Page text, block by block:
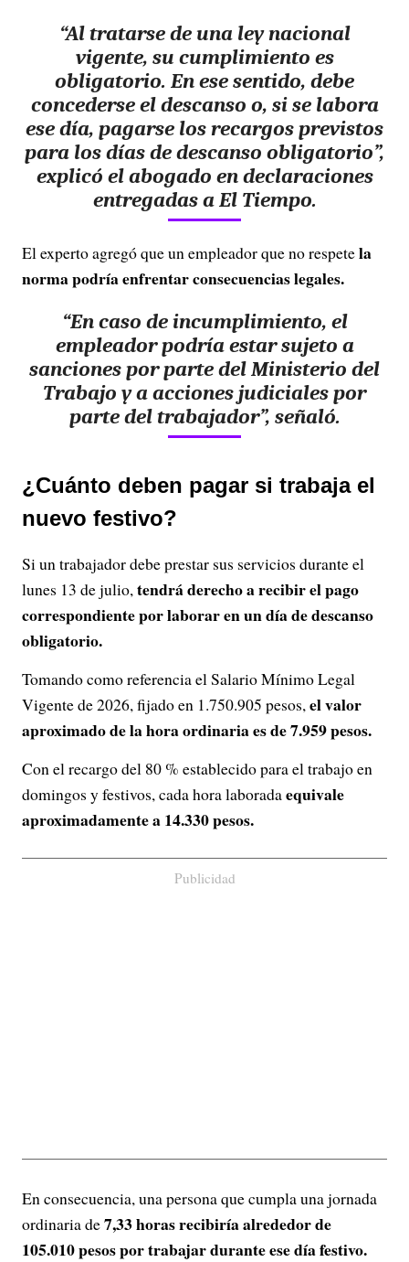
“Al tratarse de una ley nacional
vigente, su cumplimiento es
obligatorio. En ese sentido, debe
concederse el descanso o, si se labora
ese día, pagarse los recargos previstos
para los días de descanso obligatorio”,
explicó el abogado en declaraciones
entregadas a El Tiempo.
El experto agregó que un empleador que no respetela
norma podría enfrentar consecuencias legales.
“En caso de incumplimiento, el
empleador podría estar sujeto a
sanciones por parte del Ministerio del
Trabajo y a acciones judiciales por
parte del trabajador”, señaló.
¿Cuánto deben pagar si trabaja el
nuevo festivo?
Si un trabajador debe prestar sus servicios durante el
lunes 13 de julio,tendrá derecho a recibir el pago
correspondiente por laborar en un día de descanso
obligatorio.
Tomando como referencia el Salario Mínimo Legal
Vigente de 2026, fijado en 1.750.905 pesos,el valor
aproximado de la hora ordinaria es de 7.959 pesos.
Con el recargo del 80 % establecido para el trabajo en
domingos y festivos, cada hora laboradaequivale
aproximadamente a 14.330 pesos.
Publicidad
En consecuencia, una persona que cumpla una jornada
ordinaria de7,33 horas recibiría alrededor de
105.010 pesos por trabajar durante ese día festivo.